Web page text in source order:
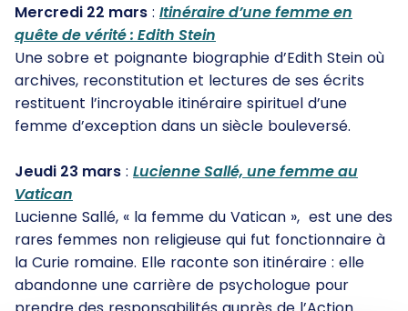
Mercredi 22 mars : Itinéraire d’une femme en
quête de vérité : Edith Stein
Une sobre et poignante biographie d’Edith Stein où
archives, reconstitution et lectures de ses écrits
restituent l’incroyable itinéraire spirituel d’une
femme d’exception dans un siècle bouleversé.
Jeudi 23 mars : Lucienne Sallé, une femme au
Vatican
Lucienne Sallé, « la femme du Vatican », est une des
rares femmes non religieuse qui fut fonctionnaire à
la Curie romaine. Elle raconte son itinéraire : elle
abandonne une carrière de psychologue pour